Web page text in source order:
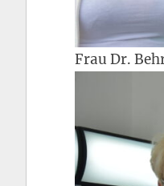
Frau Dr.